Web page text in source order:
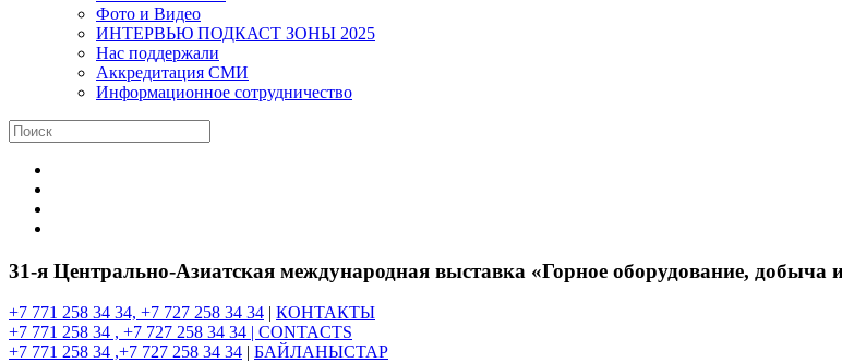
Фото и Видео
ИНТЕРВЬЮ ПОДКАСТ ЗОНЫ 2025
Нас поддержали
Аккредитация СМИ
Информационное сотрудничество
31-я Центрально-Азиатская международная выставка «Горное оборудование, добыча
+7 771 258 34 34, +7 727 258 34 34 | КОНТАКТЫ
+7 771 258 34 , +7 727 258 34 34 | CONTACTS
+7 771 258 34 ,+7 727 258 34 34 | БАЙЛАНЫСТАР